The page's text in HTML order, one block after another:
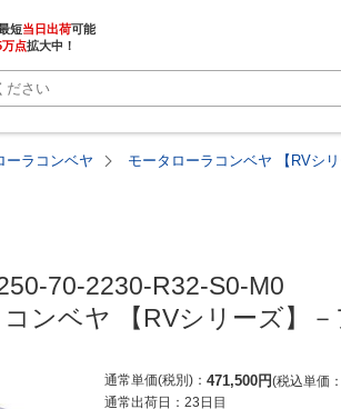
短当日出荷
万点拡大中！
ーラコンベヤ モータローラコンベヤ 【RVシ
70-2230-R32-S0-M0
ンベヤ 【RVシリーズ】
通常単価(税別) 471,500円 税込単価
通常出荷日： 23日目